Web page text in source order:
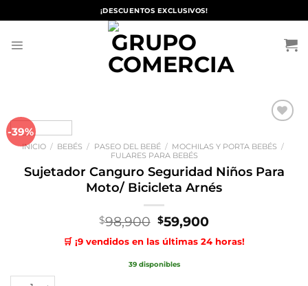
al
¡DESCUENTOS EXCLUSIVOS!
-39%
a la
lista de
INICIO / BEBÉS / PASEO DEL BEBÉ / MOCHILAS Y PORTA BEBÉS /
FULARES PARA BEBÉS
Sujetador Canguro Seguridad Niños Para
Moto/ Bicicleta Arnés
$98,900 El
precio
original
era:
$59,900El
precio
actual
🛒 ¡9 vendidos en las últimas 24 horas!
39 disponibles